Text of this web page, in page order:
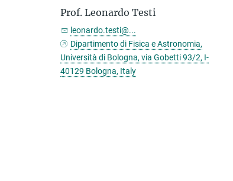
Prof. Leonardo Testi
leonardo.testi@...
Dipartimento di Fisica e Astronomia,
Università di Bologna, via Gobetti 93/2, I-
40129 Bologna, Italy